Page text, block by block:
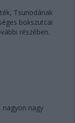
Tsunodának
bokszutcai
részében.
nagyon nagy